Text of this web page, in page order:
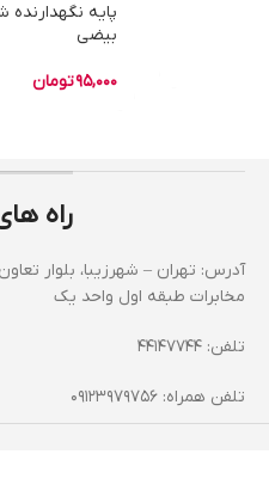
پایه
بیضی
95,000تومان
راه
آدرس: تهران – شهرزیبا، بلوار
مخابرات طبقه اول واحد یک
تلفن: 44147744
تلفن همراه: 09123979756